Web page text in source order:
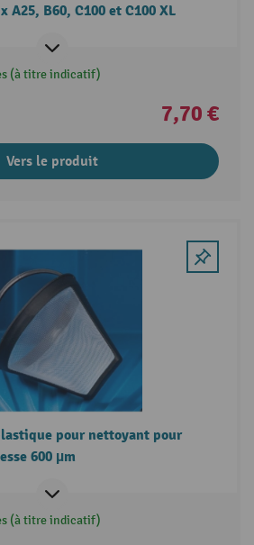
A25, B60, C100 et C100 XL
(à titre indicatif)
7,70 €
Vers le produit
pour nettoyant pour
600 µm
(à titre indicatif)